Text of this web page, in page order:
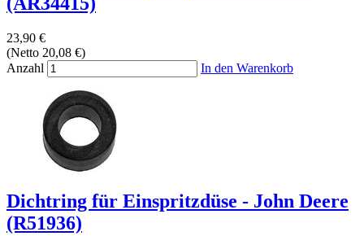
23,90 €
(Netto 20,08 €)
Anzahl
In den Warenkorb
Dichtring für Einspritzdüse - John Deere
(R51936)